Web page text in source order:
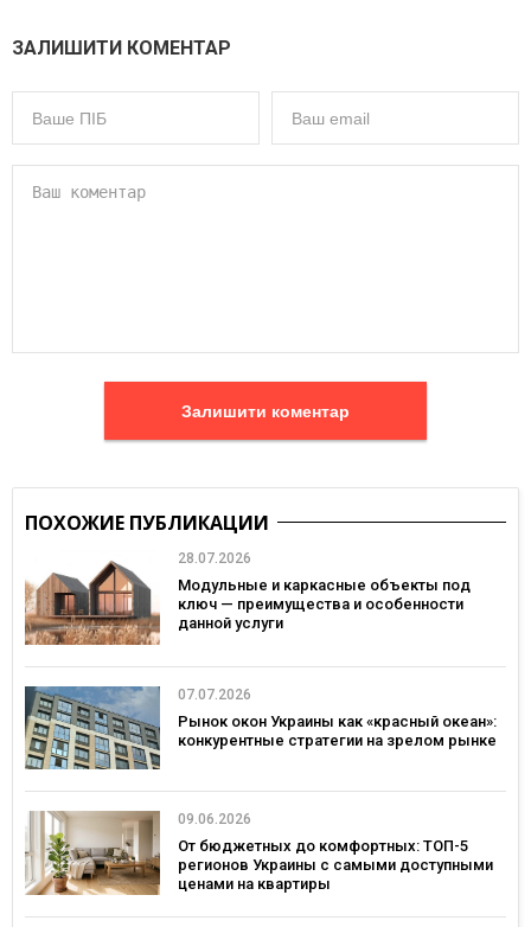
ЗАЛИШИТИ КОМЕНТАР
Залишити коментар
ПОХОЖИЕ ПУБЛИКАЦИИ
28.07.2026
Модульные и каркасные объекты под
ключ — преимущества и особенности
данной услуги
07.07.2026
Рынок окон Украины как «красный океан»:
конкурентные стратегии на зрелом рынке
09.06.2026
От бюджетных до комфортных: ТОП-5
регионов Украины с самыми доступными
ценами на квартиры